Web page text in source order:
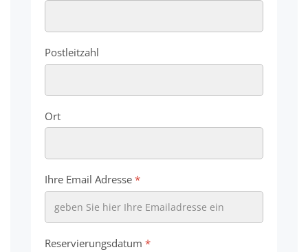
Postleitzahl
Ort
Ihre Email Adresse *
Reservierungsdatum *